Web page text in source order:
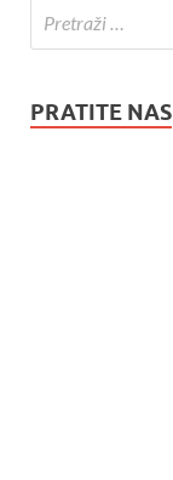
PRATITE NAS